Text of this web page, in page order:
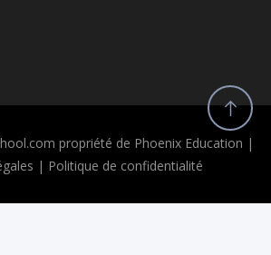
propriété de Phoenix Education |
| Politique de confidentialité